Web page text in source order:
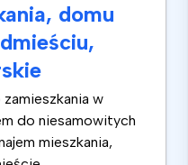
domu
w
do niesamowitych
mieszkania,